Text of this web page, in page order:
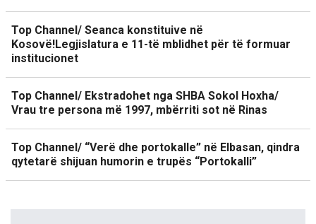
Top Channel/ Seanca konstituive në
Kosovë!Legjislatura e 11-të mblidhet për të formuar
institucionet
Top Channel/ Ekstradohet nga SHBA Sokol Hoxha/
Vrau tre persona më 1997, mbërriti sot në Rinas
Top Channel/ “Verë dhe portokalle” në Elbasan, qindra
qytetarë shijuan humorin e trupës “Portokalli”